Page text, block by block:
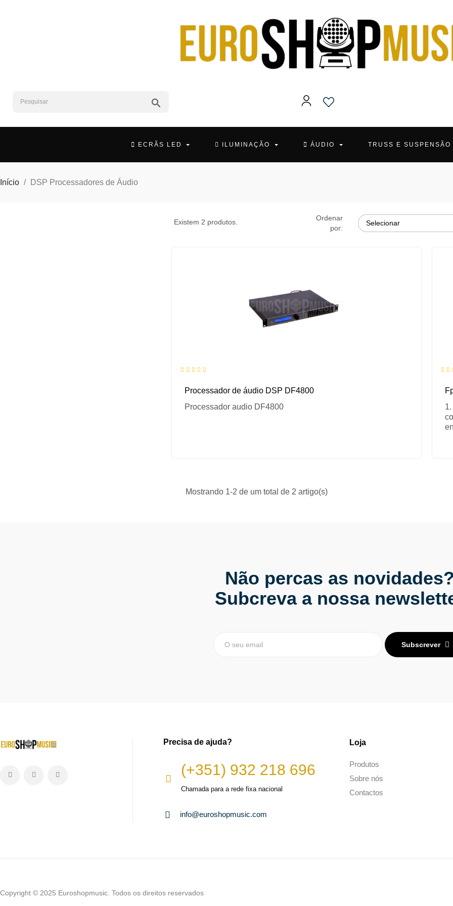
search
ECRÃS LED ILUMINAÇÃO ÁUDIO TRUSS E SUSPENSÃO
Início DSP Processadores de Áudio
Existem 2 produtos.
Ordenar
por:
Selecionar
Processador de áudio DSP DF4800
Processador audio DF4800
Mostrando 1-2 de um total de 2 artigo(s)
Não percas as
Subcreva a nossa
Subscrever
Precisa de ajuda?
(+351) 932 218 696
Chamada para a rede fixa nacional
info@euroshopmusic.com
Loja
Produtos
Sobre nós
Contactos
Copyright © 2025 Euroshopmusic. Todos os direitos reservados